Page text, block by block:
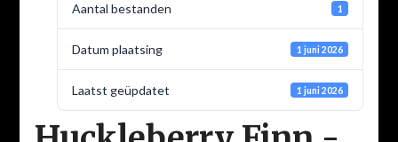
Aantal bestanden 1
Datum plaatsing 1 juni 2026
Laatst geüpdatet 1 juni 2026